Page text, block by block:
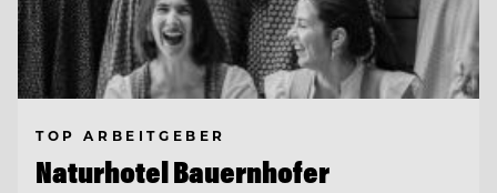
TOP ARBEITGEBER
Naturhotel Bauernhofer